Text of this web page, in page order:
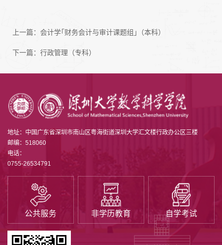
上一篇： 会计学｢财务会计与审计课题组｣（本科）
下一篇： 行政管理（专科）
地址：中国广东省深圳市南山区粤海街道深圳大学汇文楼行政办公区三楼
邮编：518060
电话：
0755-26534791
公共服务 非学历教育 自学考试